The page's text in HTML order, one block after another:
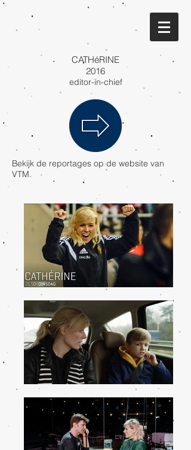
CATHéRINE
2016
editor-in-chief
Bekijk de reportages op de website van
VTM.